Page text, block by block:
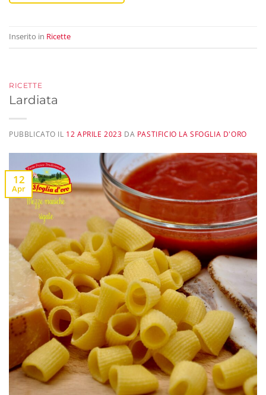
Inserito in Ricette
RICETTE
Lardiata
PUBBLICATO IL 12 APRILE 2023 DA PASTIFICIO LA SFOGLIA D'ORO
12
Apr